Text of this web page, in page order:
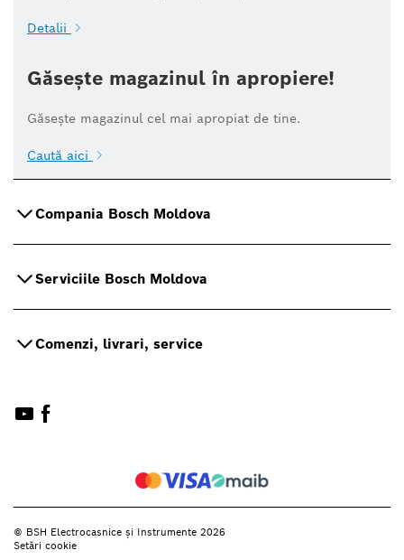
Detalii
Găsește magazinul în apropiere!
Găsește magazinul cel mai apropiat de tine.
Caută aici
Compania Bosch Moldova
Serviciile Bosch Moldova
Comenzi, livrari, service
© BSH Electrocasnice și Instrumente 2026
Setări cookie